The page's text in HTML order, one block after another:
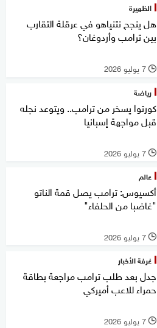
الظهيرة
هل ينجح نتنياهو في عرقلة التقارب
بين ترامب وأردوغان؟
l 7 يوليو 2026
رياضة
كورتوا يسخر من ترامب.. ويتوعد نجله
قبل مواجهة إسبانيا
l 7 يوليو 2026
عالم
أكسيوس: ترامب يصل قمة الناتو
"غاضبا من الحلفاء"
l 7 يوليو 2026
غرفة الأخبار
جدل بعد طلب ترامب مراجعة بطاقة
حمراء للاعب أميركي
l 7 يوليو 2026